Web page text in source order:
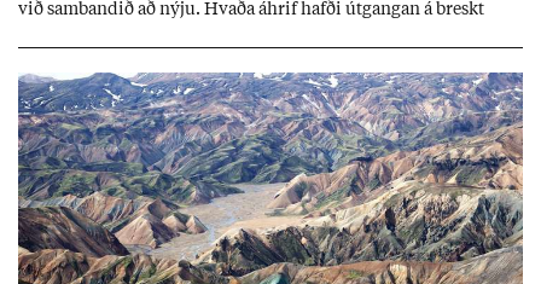
við sam­band­ið að nýju. Hvaða áhrif hafði út­gang­an á breskt